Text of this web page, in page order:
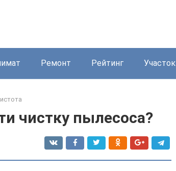
Ремонт Рейтинг Участок
чистку пылесоса?